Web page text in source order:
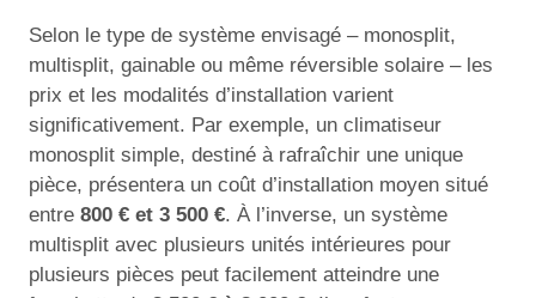
Selon le type de système envisagé – monosplit,
multisplit, gainable ou même réversible solaire – les
prix et les modalités d’installation varient
significativement. Par exemple, un climatiseur
monosplit simple, destiné à rafraîchir une unique
pièce, présentera un coût d’installation moyen situé
entre 800 € et 3 500 €. À l’inverse, un système
multisplit avec plusieurs unités intérieures pour
plusieurs pièces peut facilement atteindre une